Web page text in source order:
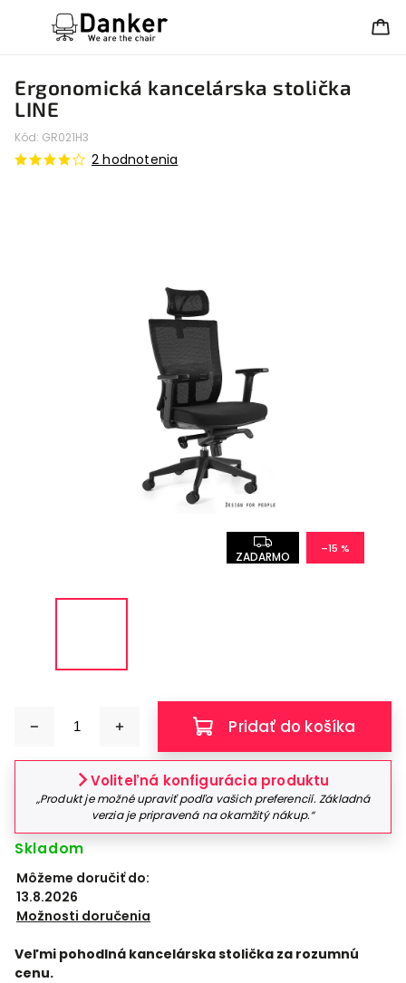
Ergonomická kancelárska stolička
LINE
Kód: GR021H3
2 hodnotenia
ZADARMO
–15 %
Skladom
Môžeme doručiť do:
13.8.2026
Možnosti doručenia
Voliteľná konfigurácia produktu
„Produkt je možné upraviť podľa vašich preferencií. Základná
verzia je pripravená na okamžitý nákup.“
Pridať do košíka
Veľmi pohodlná kancelárska stolička za rozumnú
cenu.